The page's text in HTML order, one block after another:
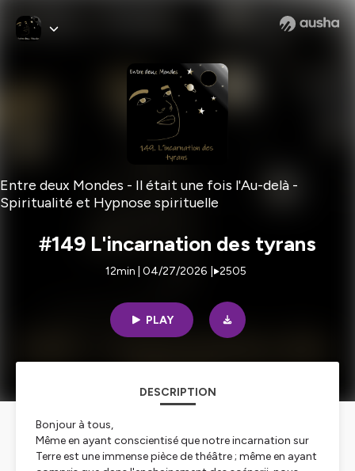
Entre deux Mondes - Il était une fois l'Au-delà -
Spiritualité et Hypnose spirituelle
#149 L'incarnation des tyrans
12min | 04/27/2026 2505
PLAY
DESCRIPTION
Bonjour à tous,
Même en ayant conscientisé que notre incarnation sur
Terre est une immense pièce de théâtre ; même en ayant